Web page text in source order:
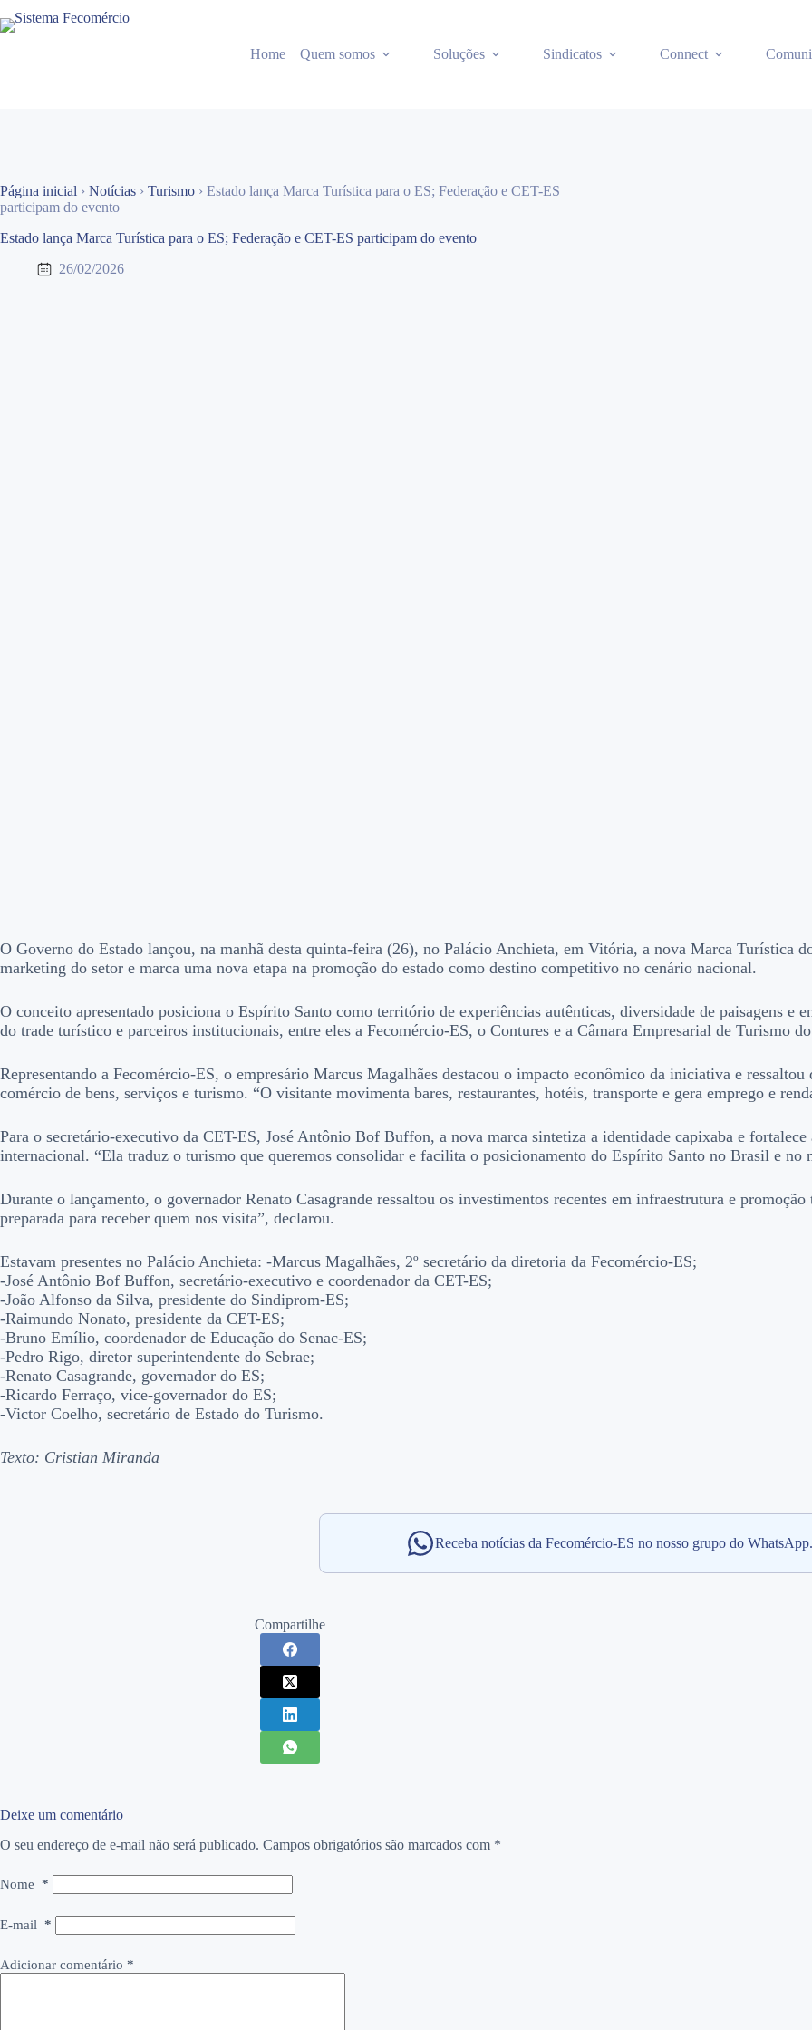
para
Home Quem somos Soluções Sindicatos Connect
Página inicial › Notícias › Turismo › Estado lança Marca Turística para o ES; Federação e CET-ES
participam do evento
Estado lança Marca Turística para o ES; Federação e CET-ES participam do evento
26/02/2026
O Governo do Estado lançou, na manhã desta quinta-feira (26), no Palácio Anchieta, em Vitória, a nova Marca Turística
marketing do setor e marca uma nova etapa na promoção do estado como destino competitivo no cenário nacional.
O conceito apresentado posiciona o Espírito Santo como território de experiências autênticas, diversidade de paisagens e
do trade turístico e parceiros institucionais, entre eles a Fecomércio-ES, o Contures e a Câmara Empresarial de Turismo
Representando a Fecomércio-ES, o empresário Marcus Magalhães destacou o impacto econômico da iniciativa e
comércio de bens, serviços e turismo. “O visitante movimenta bares, restaurantes, hotéis, transporte e gera emprego e
Para o secretário-executivo da CET-ES, José Antônio Bof Buffon, a nova marca sintetiza a identidade capixaba e
internacional. “Ela traduz o turismo que queremos consolidar e facilita o posicionamento do Espírito Santo no Brasil e no
Durante o lançamento, o governador Renato Casagrande ressaltou os investimentos recentes em infraestrutura e
preparada para receber quem nos visita”, declarou.
Estavam presentes no Palácio Anchieta: -Marcus Magalhães, 2º secretário da diretoria da Fecomércio-ES;
-José Antônio Bof Buffon, secretário-executivo e coordenador da CET-ES;
-João Alfonso da Silva, presidente do Sindiprom-ES;
-Raimundo Nonato, presidente da CET-ES;
-Bruno Emílio, coordenador de Educação do Senac-ES;
-Pedro Rigo, diretor superintendente do Sebrae;
-Renato Casagrande, governador do ES;
-Ricardo Ferraço, vice-governador do ES;
-Victor Coelho, secretário de Estado do Turismo.
Texto: Cristian Miranda
Receba notícias da Fecomércio-ES no nosso grupo do WhatsApp.
Compartilhe
Deixe um comentário
O seu endereço de e-mail não será publicado. Campos obrigatórios são marcados com *
Nome *
E-mail *
Adicionar comentário *